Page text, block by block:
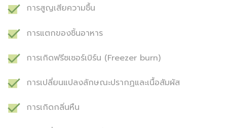
การสูญเสียความชื้น
การแตกของชิ้นอาหาร
การเกิดฟรีซเซอร์เบิร์น (Freezer burn)
การเปลี่ยนแปลงลักษณะปรากฏและเนื้อสัมผัส
การเกิดกลิ่นหืน